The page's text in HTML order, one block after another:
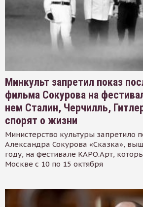
Минкульт запретил показ
фильма Сокурова на
нем Сталин, Черчилль,
спорят о жизни
Министерство культуры запретило
Александра Сокурова «Сказка»,
году, на фестивале КАРО.Арт,
Москве с 10 по 15 октября